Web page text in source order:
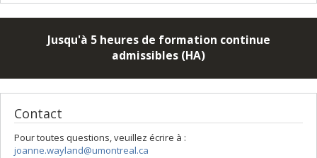
Jusqu'à 5 heures de formation continue
admissibles (HA)
Contact
Pour toutes questions, veuillez écrire à :
joanne.wayland@umontreal.ca